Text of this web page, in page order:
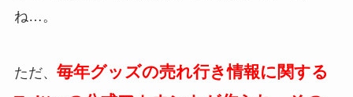
ね…。
ただ、 毎年グッズの売れ行き情報に関する